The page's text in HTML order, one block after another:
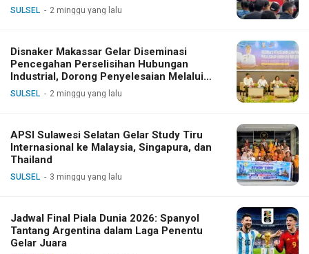
SULSEL 2 minggu yang lalu
Disnaker Makassar Gelar Diseminasi
Pencegahan Perselisihan Hubungan
Industrial, Dorong Penyelesaian Melalui
Dialog
SULSEL 2 minggu yang lalu
APSI Sulawesi Selatan Gelar Study Tiru
Internasional ke Malaysia, Singapura, dan
Thailand
SULSEL 3 minggu yang lalu
Jadwal Final Piala Dunia 2026: Spanyol
Tantang Argentina dalam Laga Penentu
Gelar Juara